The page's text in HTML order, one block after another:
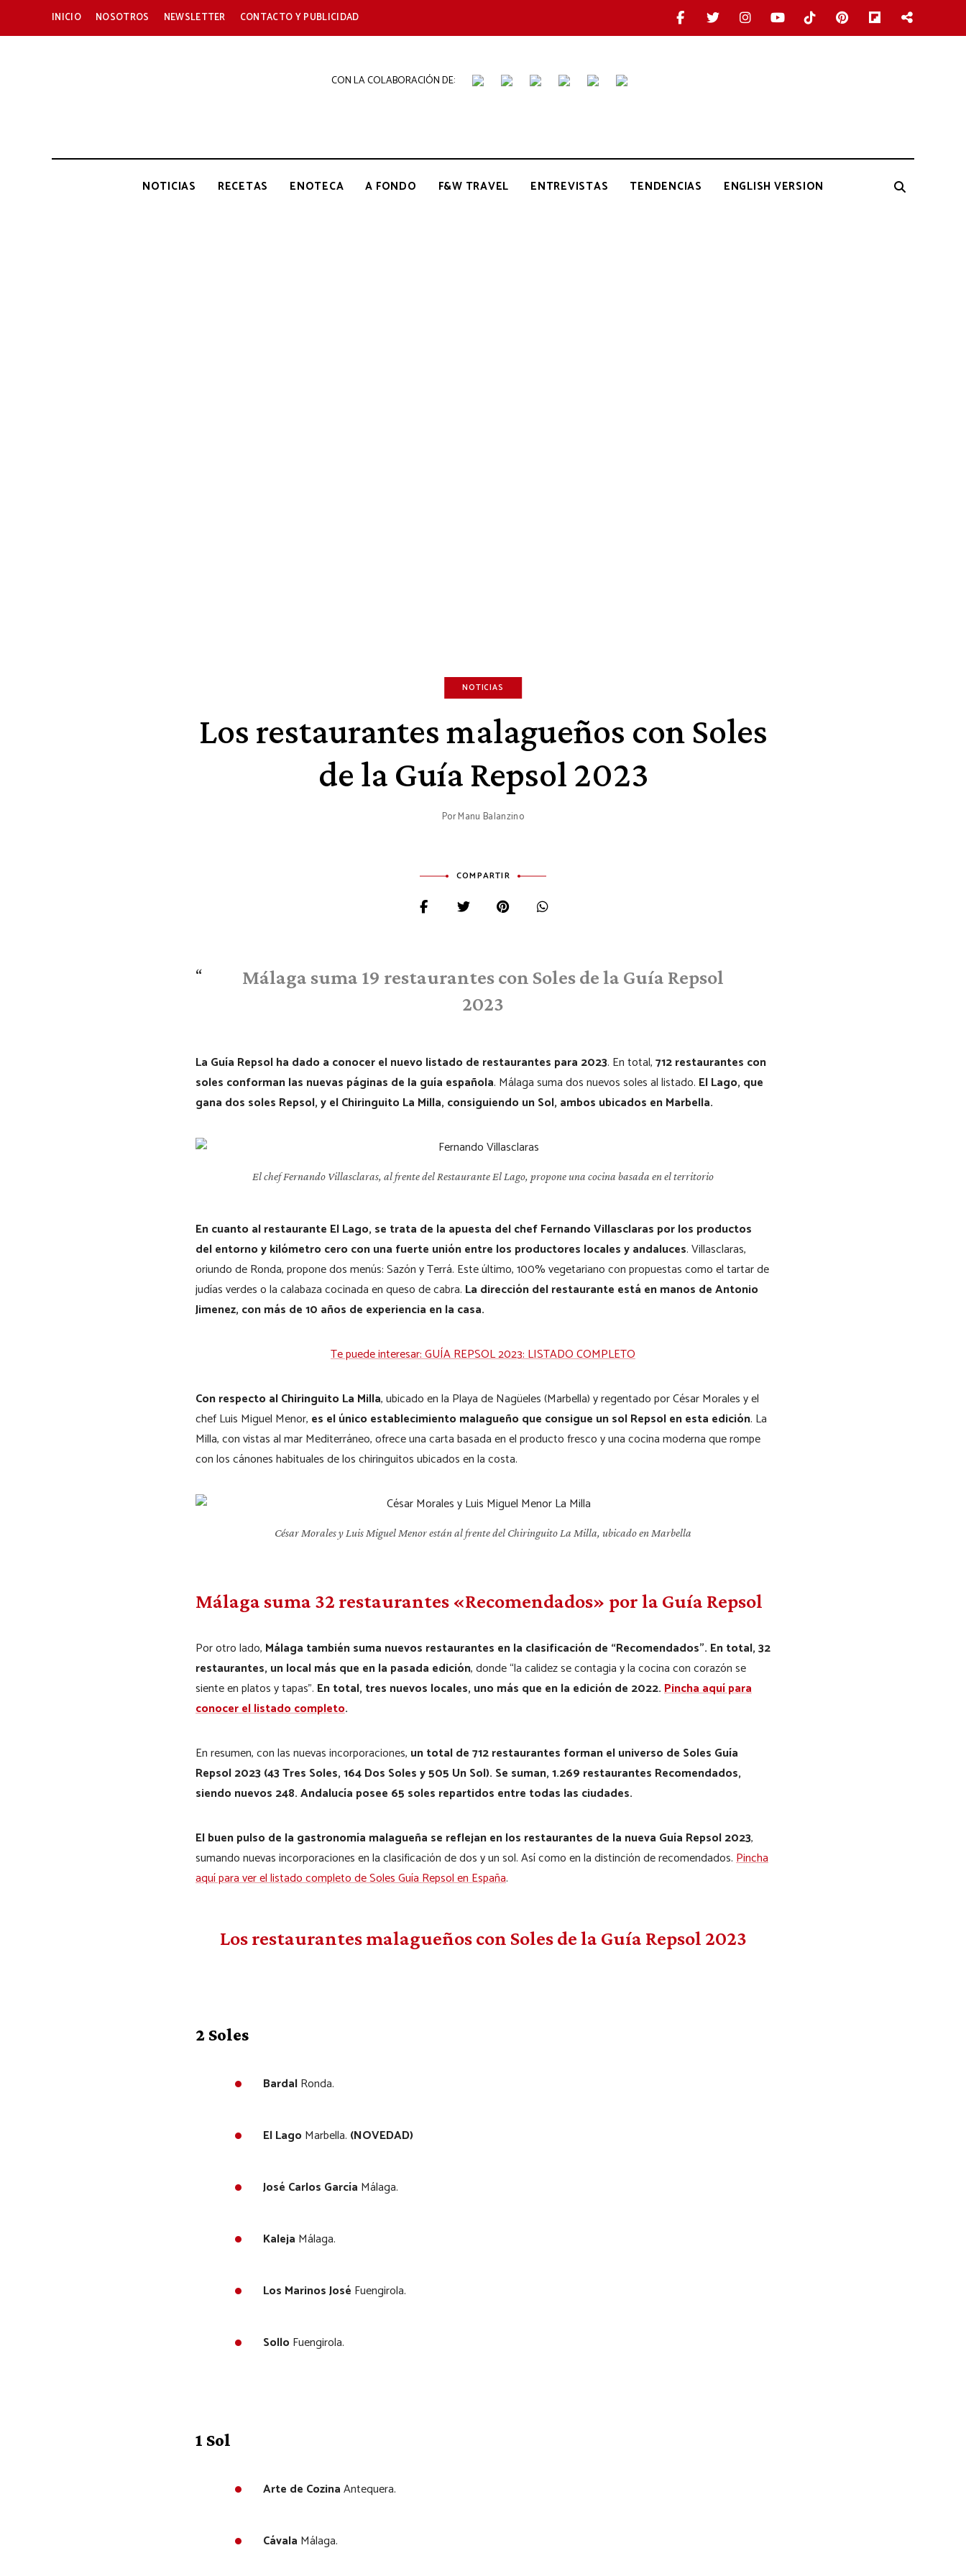
INICIO NOSOTROS NEWSLETTER CONTACTO Y PUBLICIDAD
CON LA COLABORACIÓN DE:
THE
GOURMET
Gastronomía
NOTICIAS
RECETAS ENOTECA A FONDO F&W TRAVEL ENTREVISTAS TENDENCIAS ENGLISH VERSION
NOTICIAS
Los restaurantes malagueños con Soles
de la Guía Repsol 2023
PorManu Balanzino
COMPARTIR
Málaga suma 19 restaurantes con Soles de la Guía Repsol
2023
La Guía Repsol ha dado a conocer el nuevo listado de restaurantes para 2023. En total,712 restaurantes con
soles conforman las nuevas páginas de la guía española. Málaga suma dos nuevos soles al listado. El Lago, que
gana dos soles Repsol, y el Chiringuito La Milla, consiguiendo un Sol, ambos ubicados en Marbella.
El chef Fernando Villasclaras, al frente del Restaurante El Lago, propone una cocina basada en el territorio
En cuanto al restaurante El Lago, se trata de la apuesta del chef Fernando Villasclaras por los productos
del entorno y kilómetro cero con una fuerte unión entre los productores locales y andaluces. Villasclaras,
oriundo de Ronda, propone dos menús: Sazón y Terrá. Este último, 100% vegetariano con propuestas como el tartar de
judías verdes o la calabaza cocinada en queso de cabra. La dirección del restaurante está en manos de Antonio
Jimenez, con más de 10 años de experiencia en la casa.
Te puede interesar: GUÍA REPSOL 2023: LISTADO COMPLETO
Con respecto al Chiringuito La Milla, ubicado en la Playa de Nagüeles (Marbella) y regentado por César Morales y el
chef Luis Miguel Menor, es el único establecimiento malagueño que consigue un sol Repsol en esta edición. La
Milla, con vistas al mar Mediterráneo, ofrece una carta basada en el producto fresco y una cocina moderna que rompe
con los cánones habituales de los chiringuitos ubicados en la costa.
César Morales y Luis Miguel Menor están al frente del Chiringuito La Milla, ubicado en Marbella
Málaga suma 32 restaurantes «Recomendados» por la Guía Repsol
Por otro lado, Málaga también suma nuevos restaurantes en la clasificación de “Recomendados”. En total, 32
restaurantes, un local más que en la pasada edición, donde “la calidez se contagia y la cocina con corazón se
siente en platos y tapas”. En total, tres nuevos locales, uno más que en la edición de 2022.Pincha aquí para
conocer el listado completo.
En resumen, con las nuevas incorporaciones, un total de 712 restaurantes forman el universo de Soles Guía
Repsol 2023 (43 Tres Soles, 164 Dos Soles y 505 Un Sol). Se suman, 1.269 restaurantes Recomendados,
siendo nuevos 248. Andalucía posee 65 soles repartidos entre todas las ciudades.
El buen pulso de la gastronomía malagueña se reflejan en los restaurantes de la nueva Guía Repsol 2023,
sumando nuevas incorporaciones en la clasificación de dos y un sol. Así como en la distinción de recomendados.Pincha
aquí para ver el listado completo de Soles Guía Repsol en España.
Los restaurantes malagueños con Soles de la Guía Repsol 2023
2 Soles
BardalRonda.
El Lago Marbella. (NOVEDAD)
José Carlos García Málaga.
Kaleja Málaga.
Los Marinos José Fuengirola.
Sollo Fuengirola.
1 Sol
Arte de CozinaAntequera.
Cávala Málaga.